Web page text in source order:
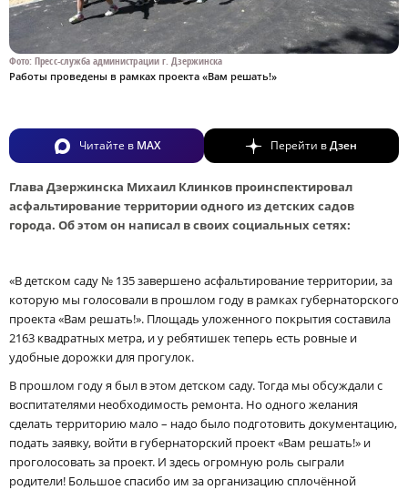
Фото: Пресс-служба администрации г. Дзержинска
Работы проведены в рамках проекта «Вам решать!»
Читайте в MAX Перейти вДзен
Глава Дзержинска Михаил Клинков проинспектировал
асфальтирование территории одного из детских садов
города. Об этом он написал в своих социальных сетях:
«В детском саду № 135 завершено асфальтирование территории, за
которую мы голосовали в прошлом году в рамках губернаторского
проекта «Вам решать!». Площадь уложенного покрытия составила
2163 квадратных метра, и у ребятишек теперь есть ровные и
удобные дорожки для прогулок.
В прошлом году я был в этом детском саду. Тогда мы обсуждали с
воспитателями необходимость ремонта. Но одного желания
сделать территорию мало – надо было подготовить документацию,
подать заявку, войти в губернаторский проект «Вам решать!» и
проголосовать за проект. И здесь огромную роль сыграли
родители! Большое спасибо им за организацию сплочённой